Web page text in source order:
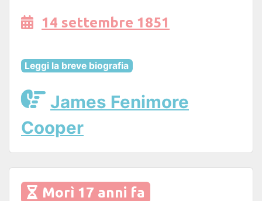
14 settembre 1851
Leggi la breve biografia
James Fenimore
Cooper
Morì 17 anni fa